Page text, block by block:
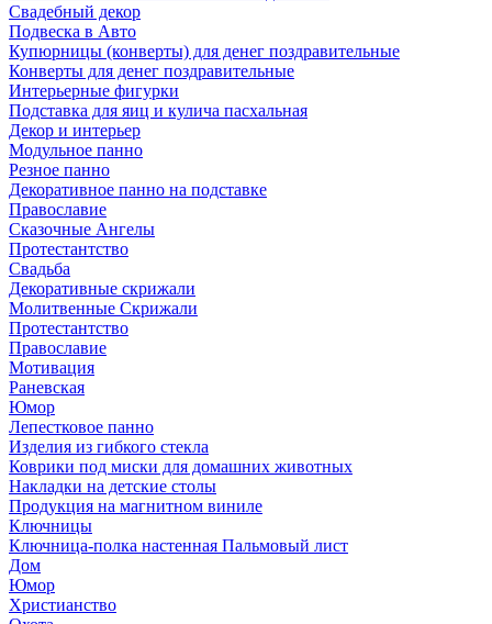
Свадебный декор
Подвеска в Авто
Купюрницы (конверты) для денег поздравительные
Конверты для денег поздравительные
Интерьерные фигурки
Подставка для яиц и кулича пасхальная
Декор и интерьер
Модульное панно
Резное панно
Декоративное панно на подставке
Православие
Сказочные Ангелы
Протестантство
Свадьба
Декоративные скрижали
Молитвенные Скрижали
Протестантство
Православие
Мотивация
Раневская
Юмор
Лепестковое панно
Изделия из гибкого стекла
Коврики под миски для домашних животных
Накладки на детские столы
Продукция на магнитном виниле
Ключницы
Ключница-полка настенная Пальмовый лист
Дом
Юмор
Христианство